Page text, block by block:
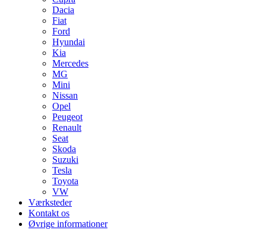
Dacia
Fiat
Ford
Hyundai
Kia
Mercedes
MG
Mini
Nissan
Opel
Peugeot
Renault
Seat
Skoda
Suzuki
Tesla
Toyota
VW
Værksteder
Kontakt os
Øvrige informationer